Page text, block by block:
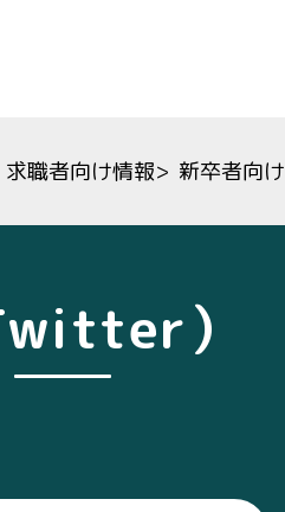
求職者向け情報> 新卒者向け
）